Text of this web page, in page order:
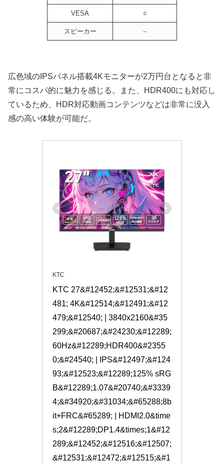
VESA ○
スピーカー －
広色域のIPSパネル搭載4Kモニターが2万円台となると非
常にコスパ的に魅力を感じる。また、HDR400にも対応し
ているため、HDR対応動画コンテンツなどは非常に没入
感の高い体験が可能だ。
KTC
KTC 27&#12452;&#12531;&#12
481; 4K&#12514;&#12491;&#12
479;&#12540; | 3840x2160&#35
299;&#20687;&#24230;&#12289;
60Hz&#12289;HDR400&#2355
0;&#24540; | IPS&#12497;&#124
93;&#12523;&#12289;125% sRG
B&#12289;1.07&#20740;&#3339
4;&#34920;&#31034;&#65288;8b
it+FRC&#65289; | HDMI2.0&time
s;2&#12289;DP1.4&times;1&#12
289;&#12452;&#12516;&#12507;
&#12531;&#12472;&#12515;&#1